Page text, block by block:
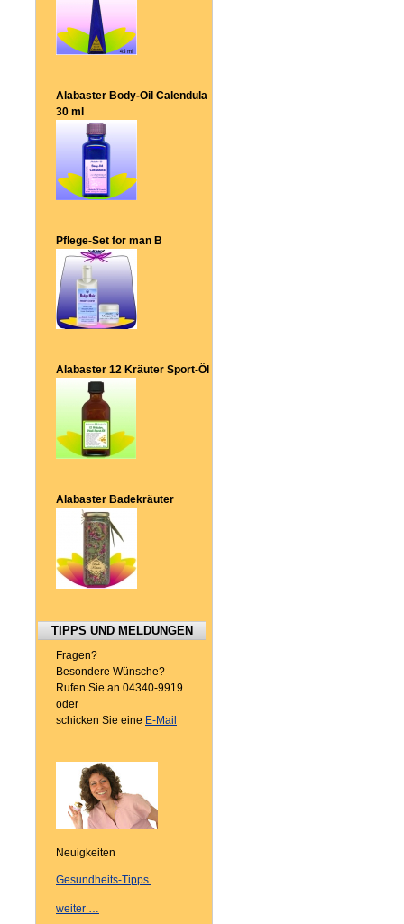
Alabaster Body-Oil Calendula
30 ml
Pflege-Set for man B
Alabaster 12 Kräuter Sport-Öl
Alabaster Badekräuter
TIPPS UND MELDUNGEN
Fragen?
Besondere Wünsche?
Rufen Sie an 04340-9919
oder
schicken Sie eine E-Mail
Neuigkeiten
Gesundheits-Tipps
weiter …